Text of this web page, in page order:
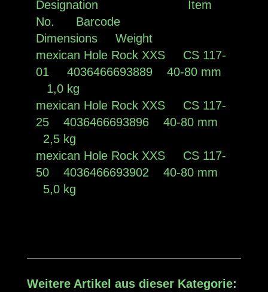
Designation Item
No. Barcode
Dimensions Weight
mexican Hole Rock XXS CS 117-
01 4036466693889 40-80 mm
1,0 kg
mexican Hole Rock XXS CS 117-
25 4036466693896 40-80 mm
2,5 kg
mexican Hole Rock XXS CS 117-
50 4036466693902 40-80 mm
5,0 kg
Weitere Artikel aus dieser Kategorie: